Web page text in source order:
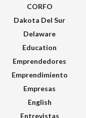
CORFO
Dakota Del Sur
Delaware
Education
Emprendedores
Emprendimiento
Empresas
English
Entrevistas